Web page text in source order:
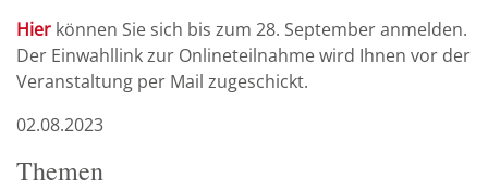
Hier können Sie sich bis zum 28. September anmelden.
Der Einwahllink zur Onlineteilnahme wird Ihnen vor der
Veranstaltung per Mail zugeschickt.
02.08.2023
Themen